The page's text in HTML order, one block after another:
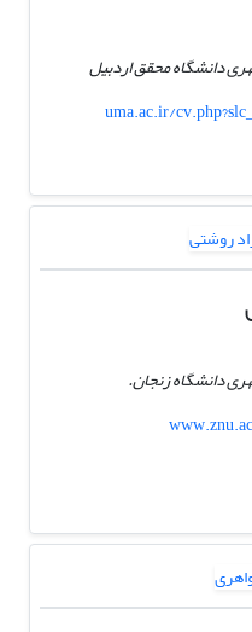
دانشگاه محقق اردبیل
uma.ac.ir/
دانشگاه زنجان.